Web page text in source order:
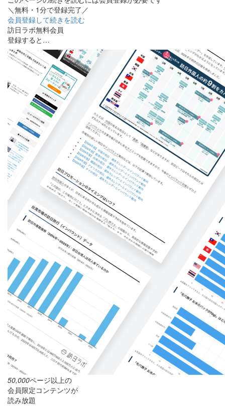
＼無料・1分で登録完了／
会員登録して続きを読む
訪日ラボ無料会員
登録すると…
50,000ページ以上の
会員限定コンテンツが
読み放題